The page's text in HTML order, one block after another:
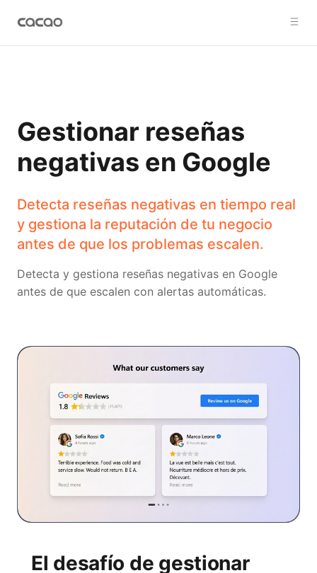
Gestionar reseñas
negativas en Google
Detecta reseñas negativas en tiempo real
y gestiona la reputación de tu negocio
antes de que los problemas escalen.
Detecta y gestiona reseñas negativas en Google
antes de que escalen con alertas automáticas.
El desafío de gestionar